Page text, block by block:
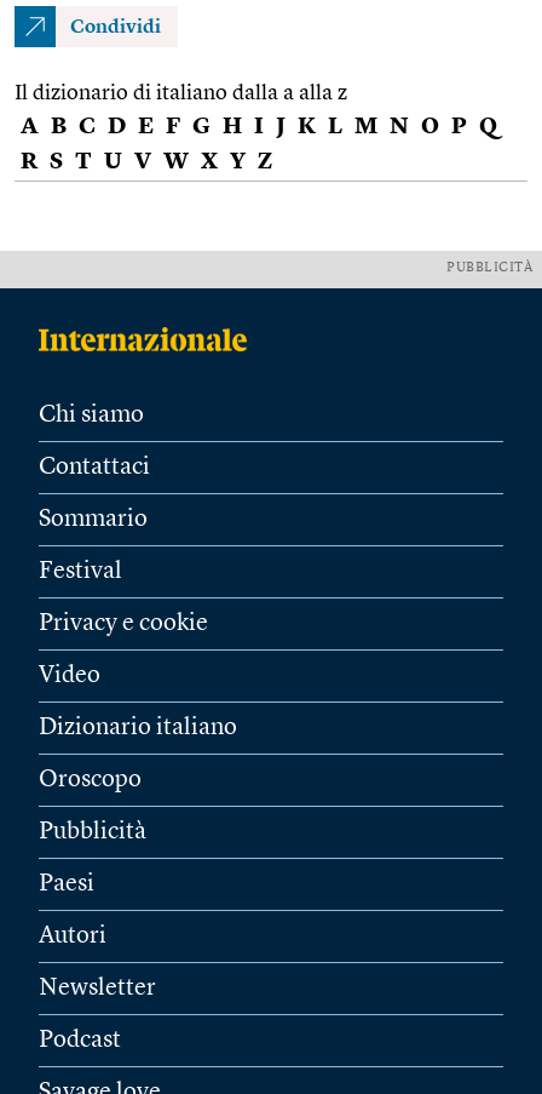
Condividi
Il dizionario di italiano dalla a alla z
A B C D E F G H I J K L M N O P Q
R S T U V W X Y Z
PUBBLICITÀ
Chi siamo
Contattaci
Sommario
Festival
Privacy e cookie
Video
Dizionario italiano
Oroscopo
Pubblicità
Paesi
Autori
Newsletter
Podcast